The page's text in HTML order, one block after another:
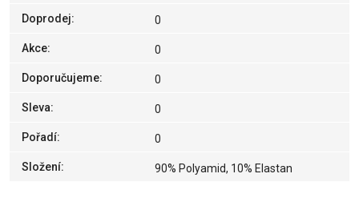
Doprodej: 0
Akce: 0
Doporučujeme: 0
Sleva: 0
Pořadí: 0
Složení: 90% Polyamid, 10% Elastan